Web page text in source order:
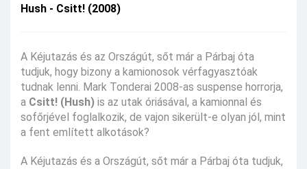
Hush - Csitt! (2008)
A Kéjutazás és az Országút, sőt már a Párbaj óta
tudjuk, hogy bizony a kamionosok vérfagyasztóak
tudnak lenni. Mark Tonderai 2008-as suspense horrorja,
a Csitt! (Hush) is az utak óriásával, a kamionnal és
sofőrjével foglalkozik, de vajon sikerült-e olyan jól, mint
a fent említett alkotások?
A Kéjutazás és a Országút, sőt már a Párbaj óta tudjuk,